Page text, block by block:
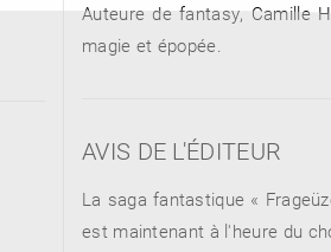
Auteure de fantasy, Camille
magie et épopée.
AVIS DE L'ÉDITEUR
La saga fantastique «
est maintenant à l'heure du